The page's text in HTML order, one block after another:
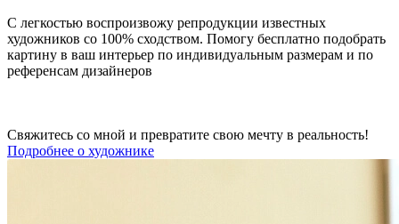
С легкостью воспроизвожу репродукции известных
художников со 100% сходством. Помогу бесплатно подобрать
картину в ваш интерьер по индивидуальным размерам и по
референсам дизайнеров
Свяжитесь со мной и превратите свою мечту в реальность!
Подробнее о художнике